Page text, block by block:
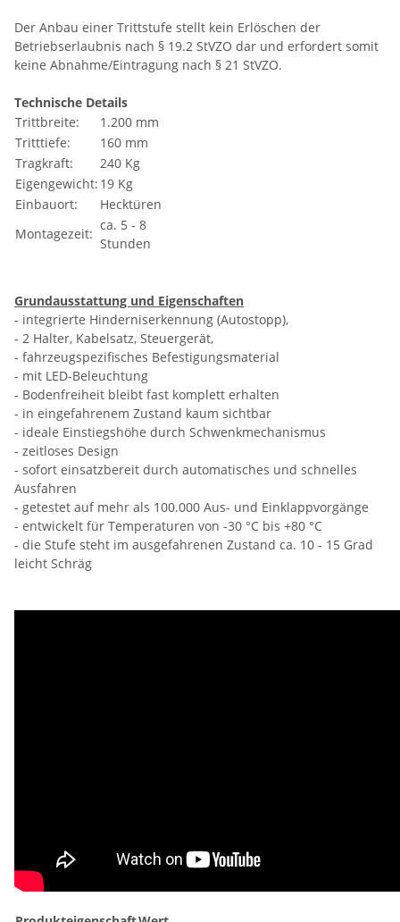
Der Anbau einer Trittstufe stellt kein Erlöschen der
Betriebserlaubnis nach § 19.2 StVZO dar und erfordert somit
keine Abnahme/Eintragung nach § 21 StVZO.
Technische Details
Trittbreite:
1.200 mm
Tritttiefe:
160 mm
Tragkraft:
240 Kg
Eigengewicht: 19 Kg
Einbauort:
Hecktüren
Montagezeit:
ca. 5 - 8
Stunden
Grundausstattung und Eigenschaften
- integrierte Hinderniserkennung (Autostopp),
- 2 Halter, Kabelsatz, Steuergerät,
- fahrzeugspezifisches Befestigungsmaterial
- mit LED-Beleuchtung
- Bodenfreiheit bleibt fast komplett erhalten
- in eingefahrenem Zustand kaum sichtbar
- ideale Einstiegshöhe durch Schwenkmechanismus
- zeitloses Design
- sofort einsatzbereit durch automatisches und schnelles
Ausfahren
- getestet auf mehr als 100.000 Aus- und Einklappvorgänge
- entwickelt für Temperaturen von -30 °C bis +80 °C
- die Stufe steht im ausgefahrenen Zustand ca. 10 - 15 Grad
leicht Schräg